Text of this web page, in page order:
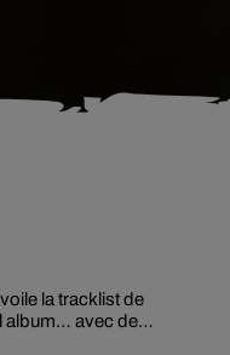
la tracklist de
album… avec des